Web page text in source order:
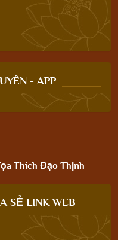
- APP
Thích Đạo Thịnh
SẺ LINK WEB